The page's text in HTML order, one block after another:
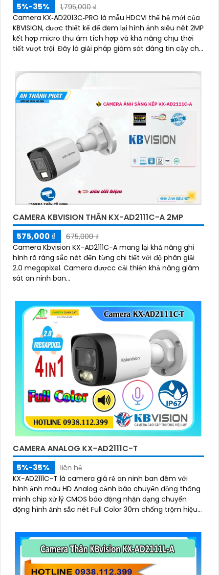
5%-35%
1,795,000 ₫
Camera KX‑AD2013C‑PRO là mẫu HDCVI thế hệ mới của
KBVISION, được thiết kế để đem lại hình ảnh siêu nét 2MP
kết hợp micro thu âm tích hợp và khả năng chịu thời
tiết vượt trội. Đây là giải pháp giám sát đáng tin cậy cho
bền bỉ cả ngày lẫn đêm
CAMERA KBVISION THÂN KX-AD2111C-A 2MP
575,000 ₫
675,000 ₫
Camera Kbvision KX-AD2111C-A mang lại khả năng ghi
hình rõ ràng sắc nét đến từng chi tiết với độ phân giải
2.0 megapixel. Camera đượcc cải thiện khả năng giám
sát an ninh ban...
CAMERA ANALOG KX-AD2111C-T
5%-35%
liên hệ
KX-AD2111C-T là camera giá rẻ an ninh ban đêm với
hình ảnh màu HD Analog cảnh báo chuyển động thông
minh chip xử lý CMOS báo động nhận dạng chuyển
động hình ảnh sắc nét Full Color 30m chống trộm hiệu
CVI TVI BCS tiêu cự cố định 3. 6mm và đầu ghi chức
năng xem ban đêm màu